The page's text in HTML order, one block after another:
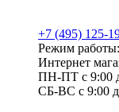
+7 (495) 125-
Режим работы:
Интернет
ПН-ПТ с 9:00
СБ-ВС с 9:00